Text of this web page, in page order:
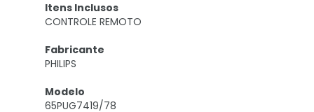
Itens Inclusos
CONTROLE REMOTO
Fabricante
PHILIPS
Modelo
65PUG7419/78